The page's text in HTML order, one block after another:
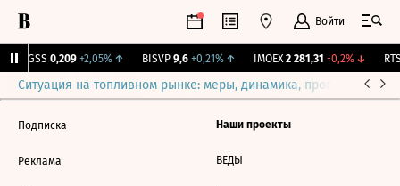
Войти
RGSS 0,209 +2,05%↑ BISVP 9,6 +0,21%↑ IMOEX 2 281,31 -0,2%↓ RTSI
Ситуация на топливном рынке: меры, динамика, прогнозы
Подписка
Реклама
Наши проекты
ВЕДЫ